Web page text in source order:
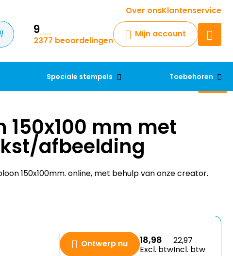
Over onsKlantenservice
9
2377 beoordelingen
Mijn account
Speciale stempels Toebehoren
Krijg een antwoord op uw vraag
Chatbot
Chat 24/7 met onze chatbot
Contact
150x100 mm met
afbeelding
150x100mm. online, met behulp van onze creator.
Excl. btw